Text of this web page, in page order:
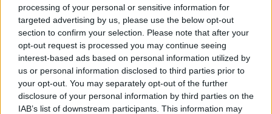
processing of your personal or sensitive information for
targeted advertising by us, please use the below opt-out
section to confirm your selection. Please note that after your
opt-out request is processed you may continue seeing
interest-based ads based on personal information utilized by
us or personal information disclosed to third parties prior to
your opt-out. You may separately opt-out of the further
disclosure of your personal information by third parties on the
IAB’s list of downstream participants. This information may